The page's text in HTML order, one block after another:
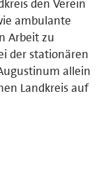
den Verein
ambulante
Arbeit zu
der stationären
allein
Landkreis auf